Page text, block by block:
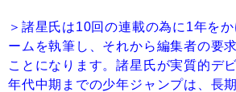
＞諸星氏は10回の連載の為に1年を
ームを執筆し、それから編集者の要
ことになります。諸星氏が実質的デ
年代中期までの少年ジャンプは、長